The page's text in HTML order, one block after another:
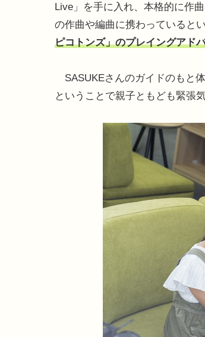
Live」を手に入れ、本格的に作
の作曲や編曲に携わっていると
ピコトンズ」のプレイングアド
SASUKEさんのガイドのもと
ということで親子ともども緊張気